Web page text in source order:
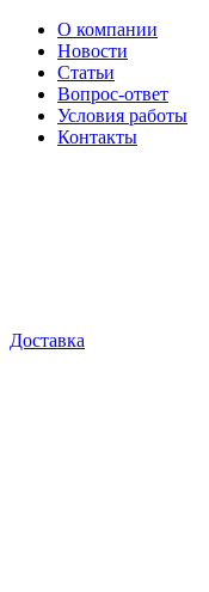
О компании
Новости
Статьи
Вопрос-ответ
Условия работы
Контакты
Доставка